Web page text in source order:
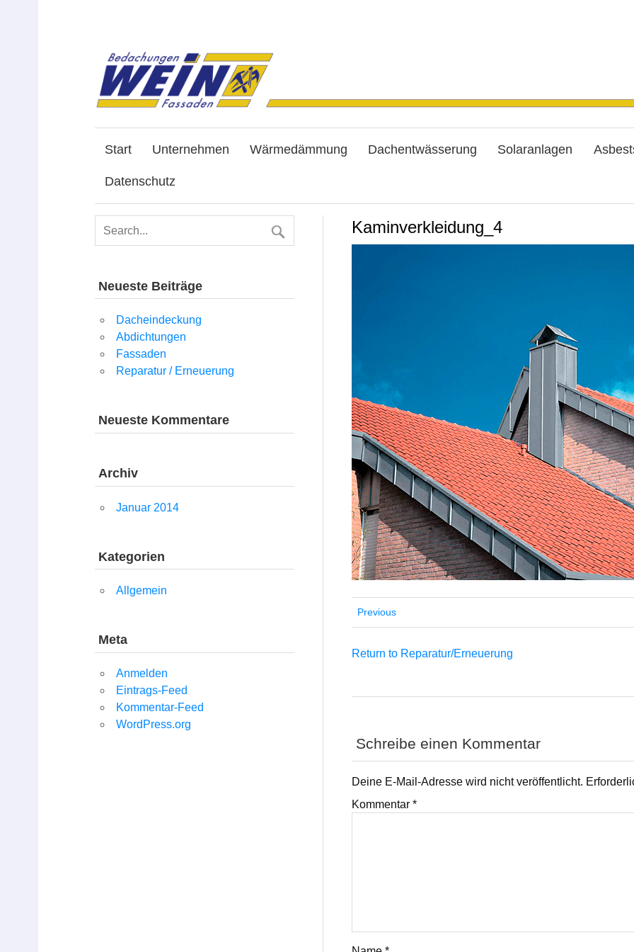
Start Unternehmen Wärmedämmung Dachentwässerung Solaranlagen
Datenschutz
Kaminverkleidung_4
Previous
Return to Reparatur/Erneuerung
Schreibe einen Kommentar
Deine E-Mail-Adresse wird nicht veröffentlicht.
Kommentar *
Neueste Beiträge
Dacheindeckung
Abdichtungen
Fassaden
Reparatur / Erneuerung
Neueste Kommentare
Archiv
Januar 2014
Kategorien
Allgemein
Meta
Anmelden
Eintrags-Feed
Kommentar-Feed
WordPress.org